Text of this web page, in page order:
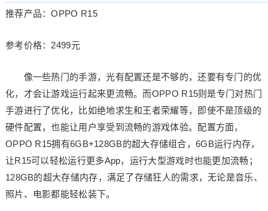
推荐产品：OPPO R15
参考价格：2499元
像一些热门的手游，光有配置还是不够的，还要有专门的优
化，才会让游戏运行起来更流畅。而OPPO R15则是专门对热门
手游进行了优化，比如绝地求生和王者荣耀等，即使不是顶级的
硬件配置，也能让用户享受到流畅的游戏体验。配置方面，
OPPO R15拥有6GB+128GB的超大存储组合，6GB运行内存，
让R15可以轻松运行更多App，运行大型游戏时也能更加流畅；
128GB的超大存储内存，满足了存储狂人的需求，无论是音乐、
照片、电影都能轻松装下。